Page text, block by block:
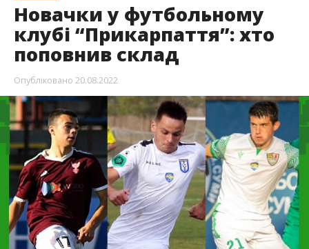
Новачки у футбольному
клубі “Прикарпаття”: хто
поповнив склад
Опубліковано 20.08.2022